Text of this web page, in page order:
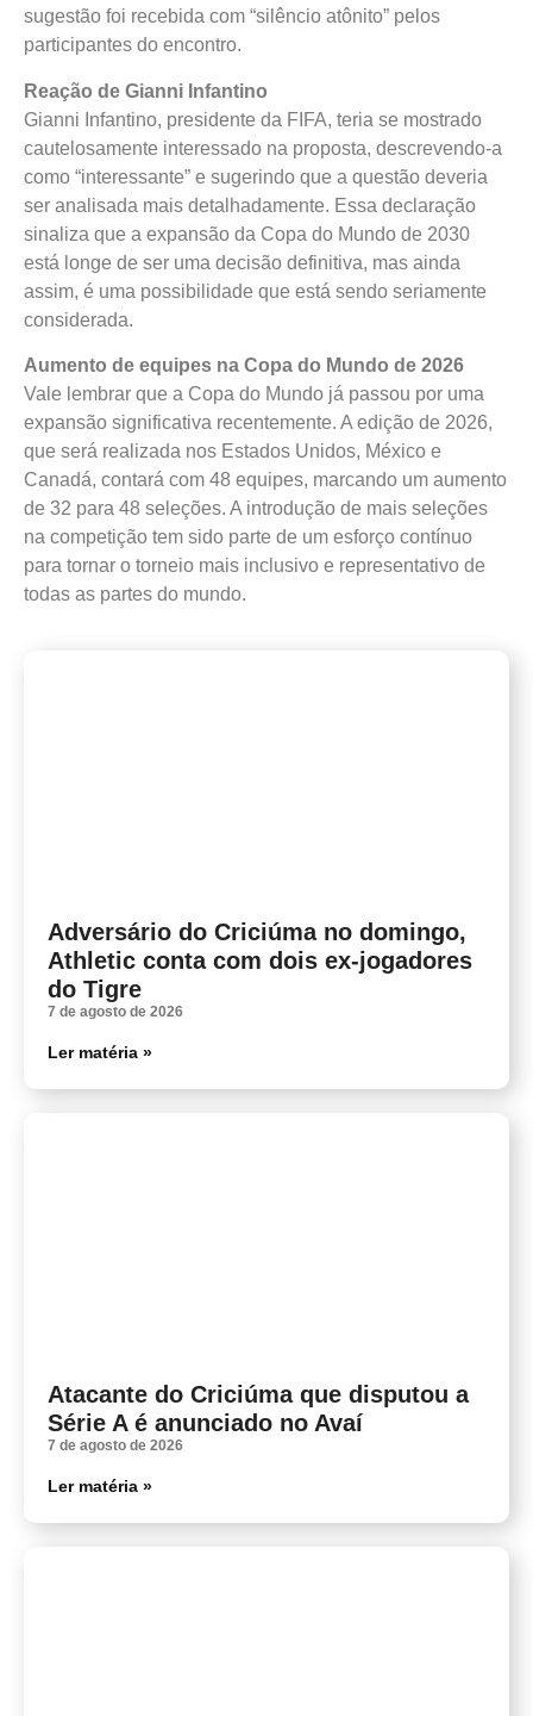
sugestão foi recebida com “silêncio atônito” pelos
participantes do encontro.
Reação de Gianni Infantino
Gianni Infantino, presidente da FIFA, teria se mostrado
cautelosamente interessado na proposta, descrevendo-a
como “interessante” e sugerindo que a questão deveria
ser analisada mais detalhadamente. Essa declaração
sinaliza que a expansão da Copa do Mundo de 2030
está longe de ser uma decisão definitiva, mas ainda
assim, é uma possibilidade que está sendo seriamente
considerada.
Aumento de equipes na Copa do Mundo de 2026
Vale lembrar que a Copa do Mundo já passou por uma
expansão significativa recentemente. A edição de 2026,
que será realizada nos Estados Unidos, México e
Canadá, contará com 48 equipes, marcando um aumento
de 32 para 48 seleções. A introdução de mais seleções
na competição tem sido parte de um esforço contínuo
para tornar o torneio mais inclusivo e representativo de
todas as partes do mundo.
Adversário do Criciúma no domingo,
Athletic conta com dois ex-jogadores
do Tigre
7 de agosto de 2026
Ler matéria »
Atacante do Criciúma que disputou a
Série A é anunciado no Avaí
7 de agosto de 2026
Ler matéria »